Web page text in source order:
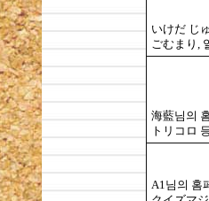
いけだ じ
ごむまり,
海藍님의
トリコロ
A1님의 홈